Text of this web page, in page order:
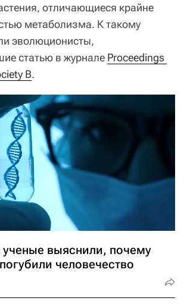
отличающиеся крайне
метаболизма. К такому
эволюционисты,
статью в журнале Proceedings
B.
ученые выяснили, почему
человечество